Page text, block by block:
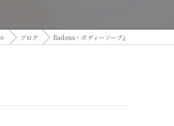
ブログ Badens・ボディーソープ』